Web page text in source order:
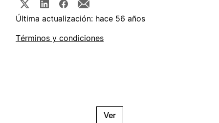
Última actualización: hace 56 años
Términos y condiciones
Ver